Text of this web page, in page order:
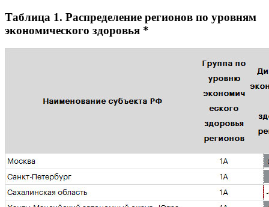
Таблица 1. Распределение регионов по уровням
экономического здоровья *